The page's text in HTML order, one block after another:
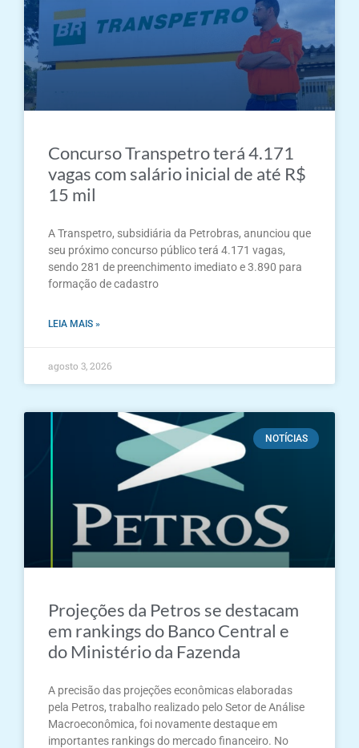
Concurso Transpetro terá 4.171
vagas com salário inicial de até R$
15 mil
A Transpetro, subsidiária da Petrobras, anunciou que
seu próximo concurso público terá 4.171 vagas,
sendo 281 de preenchimento imediato e 3.890 para
formação de cadastro
LEIA MAIS »
agosto 3, 2026
NOTÍCIAS
Projeções da Petros se destacam
em rankings do Banco Central e
do Ministério da Fazenda
A precisão das projeções econômicas elaboradas
pela Petros, trabalho realizado pelo Setor de Análise
Macroeconômica, foi novamente destaque em
importantes rankings do mercado financeiro. No